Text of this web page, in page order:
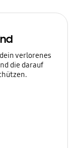
verlorenes
die darauf